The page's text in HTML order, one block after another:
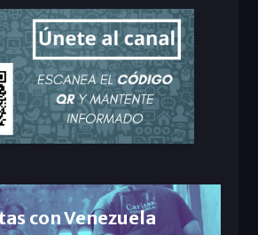
con Venezuela